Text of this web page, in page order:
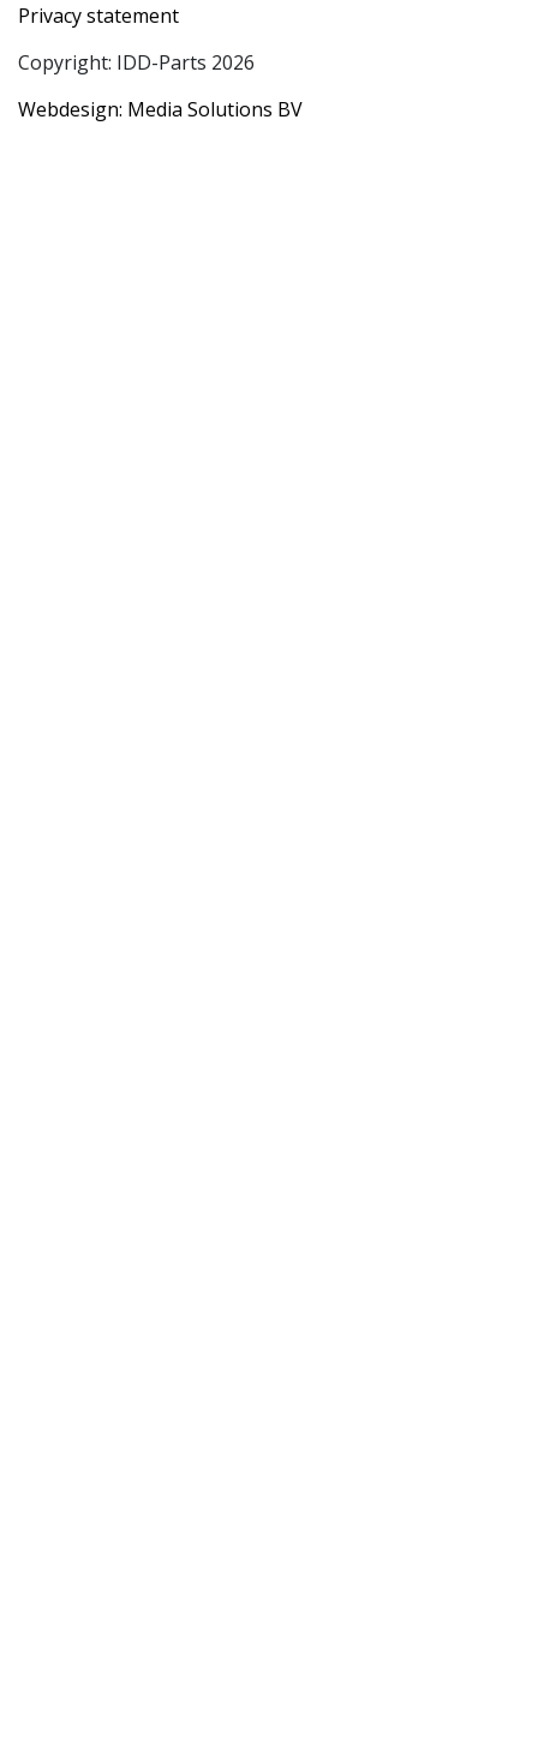
Privacy statement
Copyright: IDD-Parts 2026
Webdesign: Media Solutions BV